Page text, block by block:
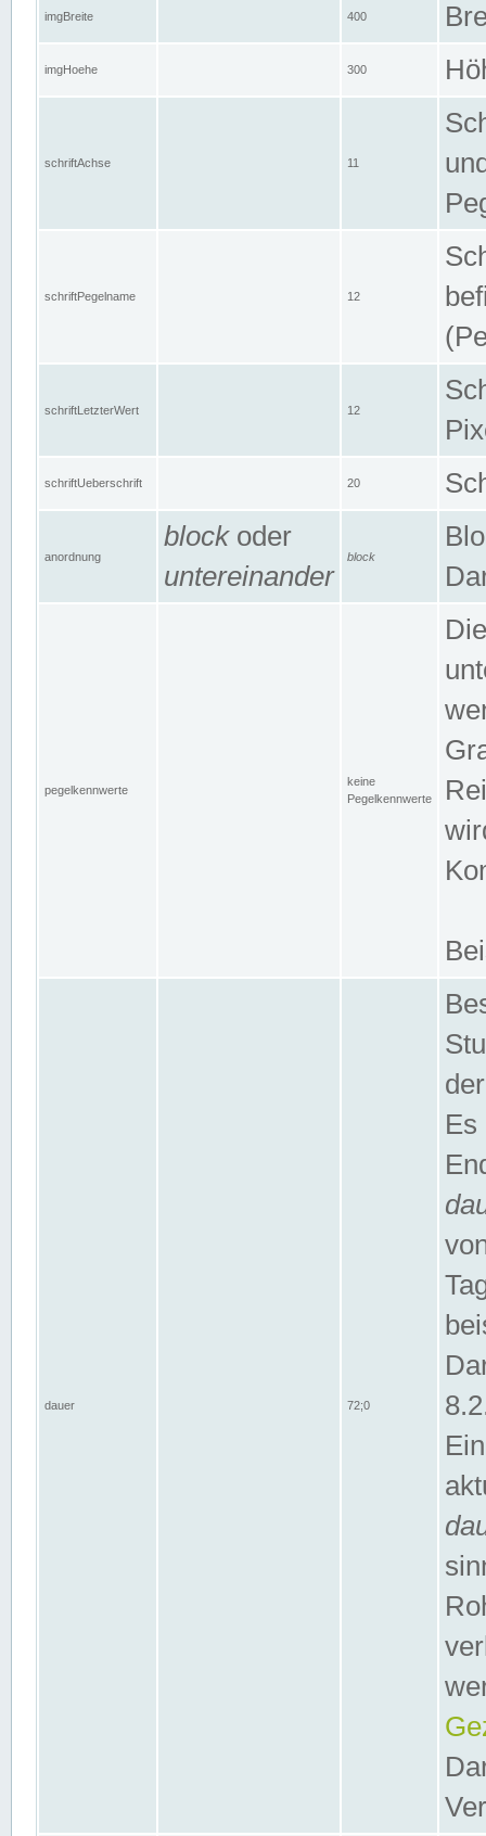
imgBreite 400
imgHoehe 300
schriftAchse 11
schriftPegelname 12
schriftLetzterWert 12
schriftUeberschrift 20
anordnung
blockoder
untereinander
block
pegelkennwerte
keine
Pegelkennwerte
dauer 72;0
Es